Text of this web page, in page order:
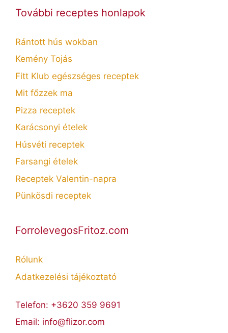
További receptes honlapok
Rántott hús wokban
Kemény Tojás
Fitt Klub egészséges receptek
Mit főzzek ma
Pizza receptek
Karácsonyi ételek
Húsvéti receptek
Farsangi ételek
Receptek Valentin-napra
Pünkösdi receptek
ForrolevegosFritoz.com
Rólunk
Adatkezelési tájékoztató
Telefon: +3620 359 9691
Email: info@flizor.com